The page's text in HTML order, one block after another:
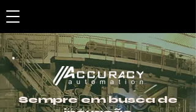
Sempre em busca de